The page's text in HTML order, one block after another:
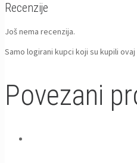
Recenzije
Još nema recenzija.
Samo logirani kupci koji su kupili
Povezani